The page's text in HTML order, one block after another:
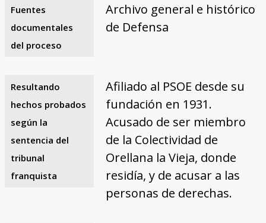
Fuentes
documentales
del proceso
Archivo general e histórico
de Defensa
Resultando
hechos probados
según la
sentencia del
tribunal
franquista
Afiliado al PSOE desde su
fundación en 1931.
Acusado de ser miembro
de la Colectividad de
Orellana la Vieja, donde
residía, y de acusar a las
personas de derechas.